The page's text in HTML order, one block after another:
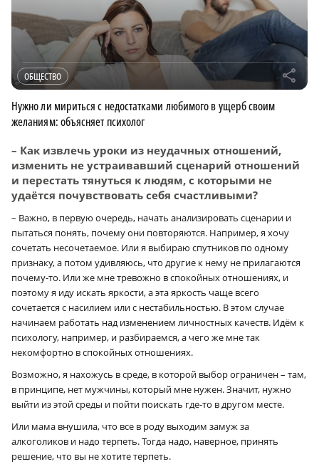
ОБЩЕСТВО r
Нужно ли мириться с недостатками любимого в ущерб своим
желаниям: объясняет психолог
– Как извлечь уроки из неудачных отношений,
изменить не устраивавший сценарий отношений
и перестать тянуться к людям, с которыми не
удаётся почувствовать себя счастливыми?
– Важно, в первую очередь, начать анализировать сценарии и
пытаться понять, почему они повторяются. Например, я хочу
сочетать несочетаемое. Или я выбираю спутников по одному
признаку, а потом удивляюсь, что другие к нему не прилагаются
почему-то. Или же мне тревожно в спокойных отношениях, и
поэтому я иду искать яркости, а эта яркость чаще всего
сочетается с насилием или с нестабильностью. В этом случае
начинаем работать над изменением личностных качеств. Идём к
психологу, например, и разбираемся, а чего же мне так
некомфортно в спокойных отношениях.
Возможно, я нахожусь в среде, в которой выбор ограничен – там,
в принципе, нет мужчины, который мне нужен. Значит, нужно
выйти из этой среды и пойти поискать где-то в другом месте.
Или мама внушила, что все в роду выходим замуж за
алкоголиков и надо терпеть. Тогда надо, наверное, принять
решение, что вы не хотите терпеть.